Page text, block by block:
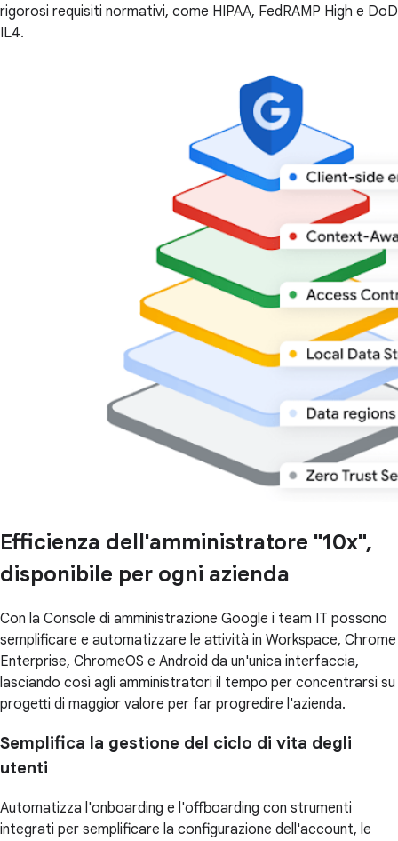
rigorosi requisiti normativi, come HIPAA, FedRAMP High e DoD
IL4.
Efficienza dell'amministratore "10x",
disponibile per ogni azienda
Con la Console di amministrazione Google i team IT possono
semplificare e automatizzare le attività in Workspace, Chrome
Enterprise, ChromeOS e Android da un'unica interfaccia,
lasciando così agli amministratori il tempo per concentrarsi su
progetti di maggior valore per far progredire l'azienda.
Semplifica la gestione del ciclo di vita degli
utenti
Automatizza l'onboarding e l'offboarding con strumenti
integrati per semplificare la configurazione dell'account, le